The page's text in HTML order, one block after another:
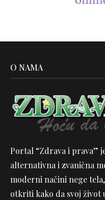
O NAMA
Portal “Zdrava i prava”
alternativna i zvanična
moderni načini nege
otkriti kako da svoj život